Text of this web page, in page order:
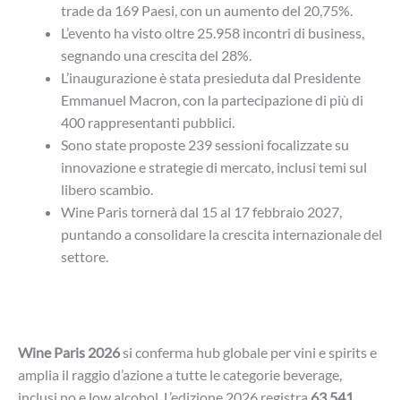
trade da 169 Paesi, con un aumento del 20,75%.
L’evento ha visto oltre 25.958 incontri di business,
segnando una crescita del 28%.
L’inaugurazione è stata presieduta dal Presidente
Emmanuel Macron, con la partecipazione di più di
400 rappresentanti pubblici.
Sono state proposte 239 sessioni focalizzate su
innovazione e strategie di mercato, inclusi temi sul
libero scambio.
Wine Paris tornerà dal 15 al 17 febbraio 2027,
puntando a consolidare la crescita internazionale del
settore.
Wine Paris 2026si conferma hub globale per vini e spirits e
amplia il raggio d’azione a tutte le categorie beverage,